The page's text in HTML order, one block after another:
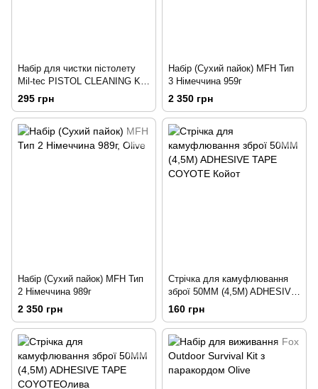
Набір для чистки пістолету
Mil-tec PISTOL CLEANING KIT
KALIBER 38/9 MM Чорний
295 грн
Набір (Сухий пайок) MFH Тип
3 Німеччина 959г
2 350 грн
Набір (Сухий пайок) MFH Тип
2 Німеччина 989г
2 350 грн
Стрічка для камуфлювання
зброї 50MM (4,5M) ADHESIVE
TAPE COYOTE Койот
160 грн